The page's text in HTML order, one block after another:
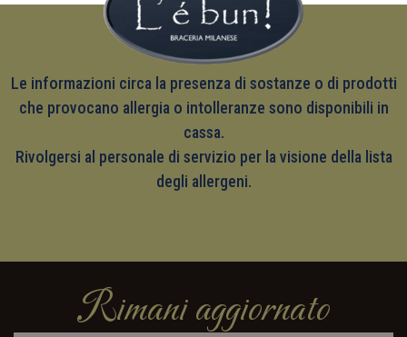
Le informazioni circa la presenza di sostanze o di prodotti
che provocano allergia o intolleranze sono disponibili in
cassa.
Rivolgersi al personale di servizio per la visione della lista
degli allergeni.
Rimani aggiornato